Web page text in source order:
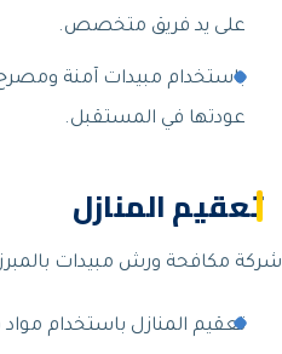
على يد فريق متخصص.
باستخدام مبيدات آمنة ومصرح
عودتها في المستقبل.
تعقيم المنازل
شركة مكافحة ورش مبيدات
تعقيم المنازل باستخدام